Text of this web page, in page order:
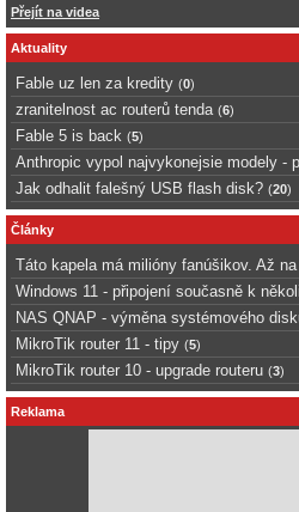
Přejít na videa
Aktuality
Fable uz len za kredity (0)
zranitelnost ac routerů tenda (6)
Fable 5 is back (5)
Anthropic vypol najvykonejsie modely -
Jak odhalit falešný USB flash disk? (20)
Články
Táto kapela má milióny fanúšikov. Až
Windows 11 - připojení současně k
NAS QNAP - výměna systémového
MikroTik router 11 - tipy (5)
MikroTik router 10 - upgrade routeru (3)
Reklama